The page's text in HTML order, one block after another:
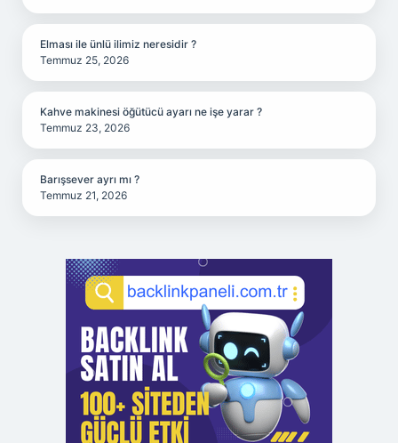
Elması ile ünlü ilimiz neresidir ?
Temmuz 25, 2026
Kahve makinesi öğütücü ayarı ne işe yarar ?
Temmuz 23, 2026
Barışsever ayrı mı ?
Temmuz 21, 2026